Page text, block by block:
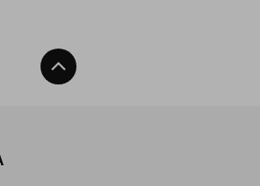
Back To Top